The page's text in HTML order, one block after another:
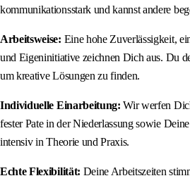
kommunikationsstark und kannst andere
Arbeitsweise: Eine hohe Zuverlässigkeit,
und Eigeninitiative zeichnen Dich aus. Du
um kreative Lösungen zu finden.
Individuelle Einarbeitung: Wir werfen
fester Pate in der Niederlassung sowie
intensiv in Theorie und Praxis.
Echte Flexibilität: Deine Arbeitszeiten